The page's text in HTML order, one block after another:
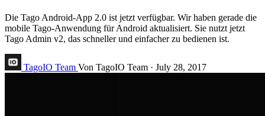
Die Tago Android-App 2.0 ist jetzt verfügbar. Wir haben gerade die
mobile Tago-Anwendung für Android aktualisiert. Sie nutzt jetzt
Tago Admin v2, das schneller und einfacher zu bedienen ist.
TagoIO Team Von TagoIO Team · July 28, 2017